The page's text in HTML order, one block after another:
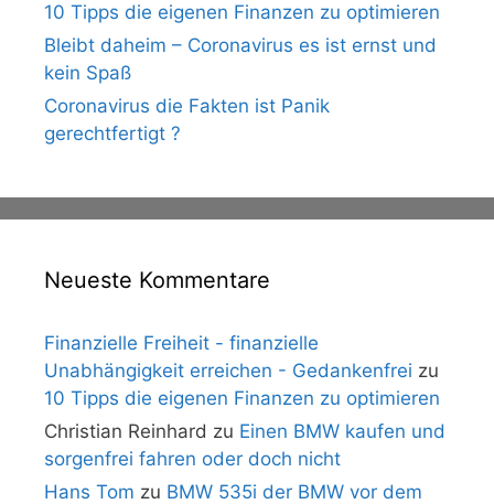
10 Tipps die eigenen Finanzen zu optimieren
Bleibt daheim – Coronavirus es ist ernst und
kein Spaß
Coronavirus die Fakten ist Panik
gerechtfertigt ?
Neueste Kommentare
Finanzielle Freiheit - finanzielle
Unabhängigkeit erreichen - Gedankenfrei zu
10 Tipps die eigenen Finanzen zu optimieren
Christian Reinhard zu Einen BMW kaufen und
sorgenfrei fahren oder doch nicht
Hans Tom zu BMW 535i der BMW vor dem